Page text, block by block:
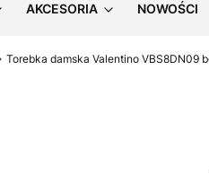
AKCESORIA NOWOŚCI
Torebka damska Valentino VBS8DN09